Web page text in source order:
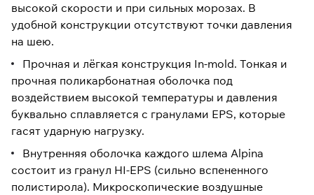
высокой скорости и при сильных морозах. В
удобной конструкции отсутствуют точки давления
на шею.
Прочная и лёгкая конструкция In-mold. Тонкая и
прочная поликарбонатная оболочка под
воздействием высокой температуры и давления
буквально сплавляется с гранулами EPS, которые
гасят ударную нагрузку.
Внутренняя оболочка каждого шлема Alpina
состоит из гранул HI-EPS (сильно вспененного
полистирола). Микроскопические воздушные